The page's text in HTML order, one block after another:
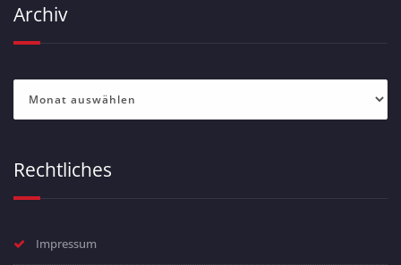
Archiv
Rechtliches
Impressum